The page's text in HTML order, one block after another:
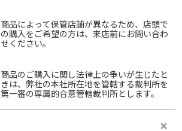
商品によって保管店舗が異なるため、店頭で
の購入をご希望の方は、来店前にお問い合わ
せください。
商品のご購入に関し法律上の争いが生じたと
きは、弊社の本社所在地を管轄する裁判所を
第一審の専属的合意管轄裁判所とします。